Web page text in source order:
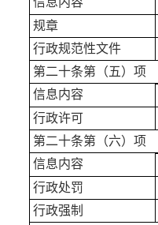
规章
行政规范性文件
第二十条第（五）项
信息内容
行政许可
第二十条第（六）项
信息内容
行政处罚
行政强制